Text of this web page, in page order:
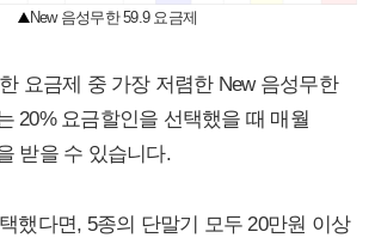
New 음성무한 59.9 요금제
요금제 중 가장 저렴한 New 음성무한
20% 요금할인을 선택했을 때 매월
받을 수 있습니다.
했다면, 5종의 단말기 모두 20만원 이상